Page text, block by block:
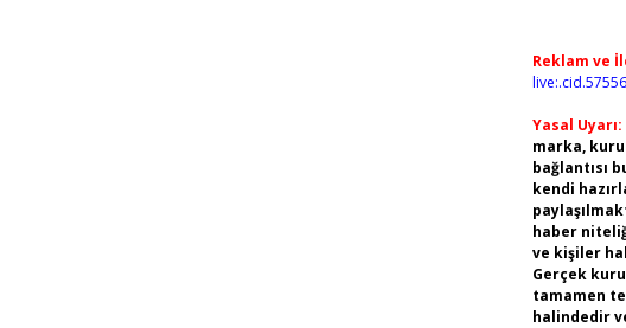
Reklam ve
Yasal Uyarı:
marka,
bağlantısı
kendi
haber
ve kişiler
Gerçek
tamamen
halindedir